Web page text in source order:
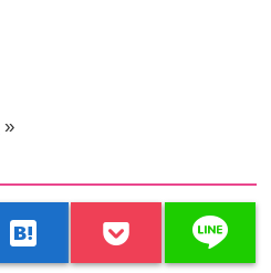
»
hatenabookmark line